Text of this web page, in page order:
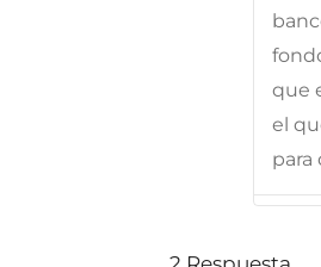
que
el
para